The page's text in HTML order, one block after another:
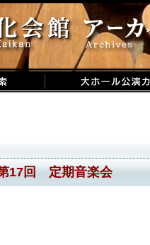
17回 定期音楽会